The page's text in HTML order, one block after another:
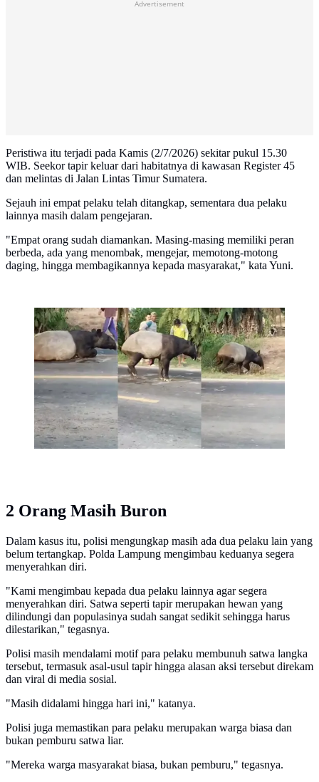
Advertisement
Peristiwa itu terjadi pada Kamis (2/7/2026) sekitar pukul 15.30
WIB. Seekor tapir keluar dari habitatnya di kawasan Register 45
dan melintas di Jalan Lintas Timur Sumatera.
Sejauh ini empat pelaku telah ditangkap, sementara dua pelaku
lainnya masih dalam pengejaran.
"Empat orang sudah diamankan. Masing-masing memiliki peran
berbeda, ada yang menombak, mengejar, memotong-motong
daging, hingga membagikannya kepada masyarakat," kata Yuni.
Tapir yang tiba-tiba muncul di jalanan Kabupaten
Mesuji, Lampung, mati dibunuh warga.
(Liputan6.com/Istimewa).
2 Orang Masih Buron
Dalam kasus itu, polisi mengungkap masih ada dua pelaku lain yang
belum tertangkap. Polda Lampung mengimbau keduanya segera
menyerahkan diri.
"Kami mengimbau kepada dua pelaku lainnya agar segera
menyerahkan diri. Satwa seperti tapir merupakan hewan yang
dilindungi dan populasinya sudah sangat sedikit sehingga harus
dilestarikan," tegasnya.
Polisi masih mendalami motif para pelaku membunuh satwa langka
tersebut, termasuk asal-usul tapir hingga alasan aksi tersebut direkam
dan viral di media sosial.
"Masih didalami hingga hari ini," katanya.
Polisi juga memastikan para pelaku merupakan warga biasa dan
bukan pemburu satwa liar.
"Mereka warga masyarakat biasa, bukan pemburu," tegasnya.